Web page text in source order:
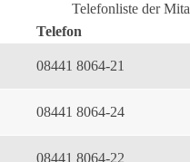
Telefonliste der
Telefon
08441 8064-21
08441 8064-24
08441 8064-22